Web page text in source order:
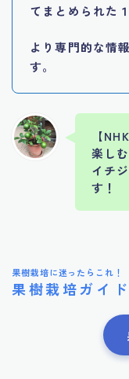
てまとめられた１
より専門的な情
す。
【
楽し
イチ
す！
果樹栽培に迷ったらこれ！
果樹栽培ガイ